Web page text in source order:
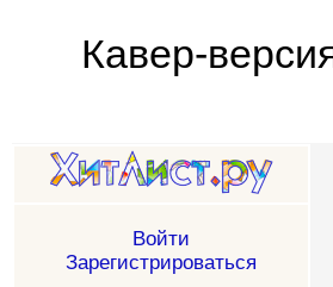
Кавер-
Войти
Зарегистрироваться